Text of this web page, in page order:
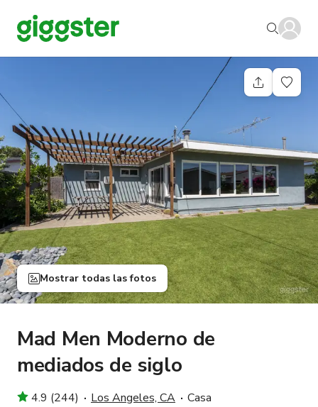
Mostrar todas las fotos
Mad Men Moderno de
mediados de siglo
4.9 (244) Los Angeles, CA Casa